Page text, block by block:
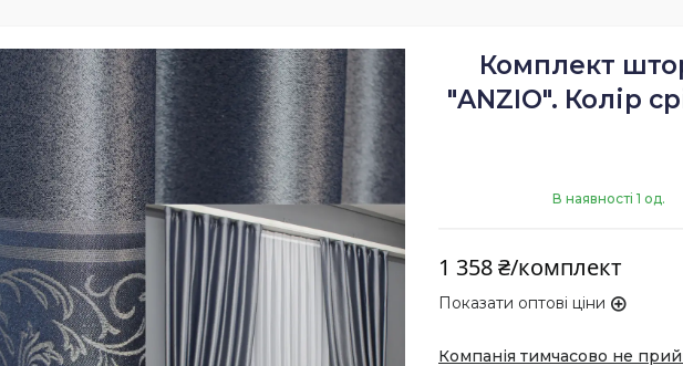
Комплект
"ANZIO". Колір
В наявності 1 од.
1 358 ₴/комплект
Показати оптові ціни
Компанія тимчасово не